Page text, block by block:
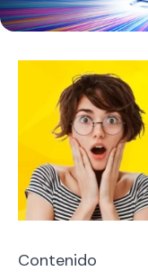
Contenido